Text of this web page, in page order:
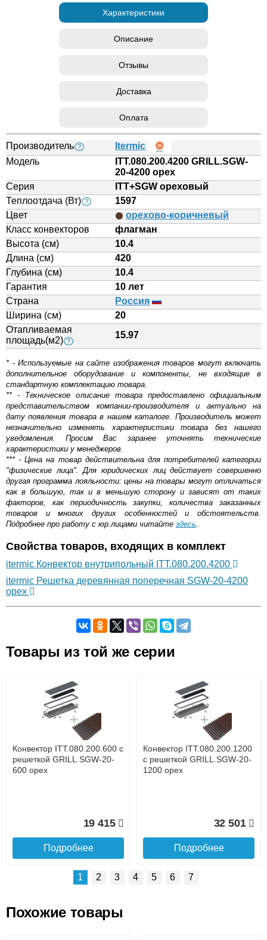
Характеристики
Описание
Отзывы
Доставка
Оплата
Производитель ?
Itermic
Модель
ITT.080.200.4200 GRILL.SGW-
20-4200 орех
Серия
ITT+SGW ореховый
Теплоотдача (Вт) ?
1597
Цвет
орехово-коричневый
Класс конвекторов
флагман
Высота (см)
10.4
Длина (см)
420
Глубина (см)
10.4
Гарантия
10 лет
Страна
Россия
Ширина (см)
20
Отапливаемая
площадь(м2) ?
15.97
* - Используемые на сайте изображения товаров могут включать
дополнительное оборудование и компоненты, не входящие в
стандартную комплектацию товара.
** - Техническое описание товара предоставлено официальным
представительством компании-производителя и актуально на
дату появления товара в нашем каталоге. Производитель может
незначительно изменять характеристики товара без нашего
уведомления. Просим Вас заранее уточнять технические
характеристики у менеджеров.
*** - Цена на товар действительна для потребителей категории
"физические лица". Для юридических лиц действует совершенно
другая программа лояльности: цены на товары могут отличаться
как в большую, так и в меньшую сторону и зависят от таких
факторов, как периодичность закупки, количества заказанных
товаров и многих других особенностей и обстоятельств.
Подробнее про работу с юр.лицами читайте здесь.
Свойства товаров, входящих в комплект
itermic Конвектор внутрипольный ITT.080.200.4200
itermic Решетка деревянная поперечная SGW-20-4200
орех
Оставьте отзыв
Доставка сантехники по Москве и Московской области
Наличный расчёт
Банковской картой на сайте в режиме реального
времени
Банковской картой при получении товара как при
доставке, так и самовывозом
Интернет-деньгами (Yandex-деньги, Web-money,
Qiwi-кошельки и другие).
Безналичный расчёт (возможно и с НДС)
Товары из той же серии
Конвектор ITT.080.200.600 с
решеткой GRILL.SGW-20-
600 орех
19 415
Подробнее
Конвектор ITT.080.200.1200
с решеткой GRILL.SGW-20-
1200 орех
32 501
Подробнее
1 2 3 4 5 6 7
Похожие товары